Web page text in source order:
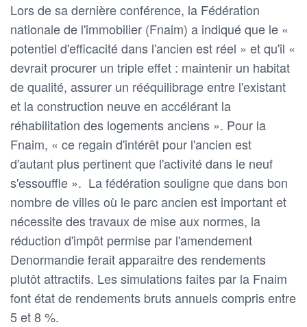
Lors de sa dernière conférence, la Fédération
nationale de l'immobilier (Fnaim) a indiqué que le «
potentiel d'efficacité dans l'ancien est réel » et qu'il «
devrait procurer un triple effet : maintenir un habitat
de qualité, assurer un rééquilibrage entre l'existant
et la construction neuve en accélérant la
réhabilitation des logements anciens ». Pour la
Fnaim, « ce regain d'intérêt pour l'ancien est
d'autant plus pertinent que l'activité dans le neuf
s'essouffle ». La fédération souligne que dans bon
nombre de villes où le parc ancien est important et
nécessite des travaux de mise aux normes, la
réduction d'impôt permise par l'amendement
Denormandie ferait apparaitre des rendements
plutôt attractifs. Les simulations faites par la Fnaim
font état de rendements bruts annuels compris entre
5 et 8 %.